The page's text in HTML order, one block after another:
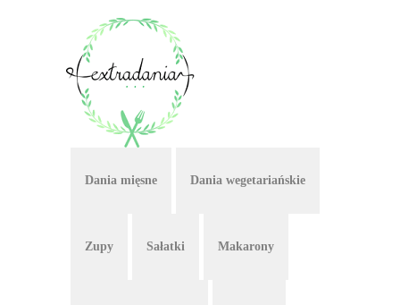
Dania mięsne Dania wegetariańskie
Zupy Sałatki Makarony